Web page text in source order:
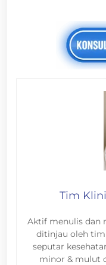
Tim
Aktif menulis dan
ditinjau oleh
seputar
minor & mulut